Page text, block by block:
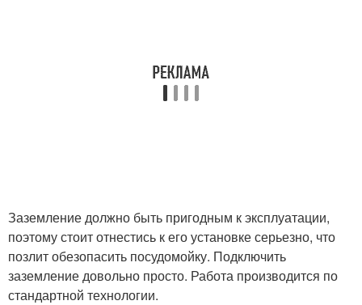
Заземление должно быть пригодным к эксплуатации,
поэтому стоит отнестись к его установке серьезно, что
позлит обезопасить посудомойку. Подключить
заземление довольно просто. Работа производится по
стандартной технологии.